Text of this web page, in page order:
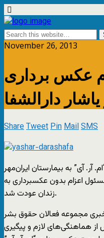
November 26, 2013
عکس برداری
دارالشفا
ShareTweetPinMailSMS
آر. آی” به بیمارستان ایران‌مهر
اعزام بدون عکسبرداری به
زندان عودت شد.
خبری مجموعه فعالان حقوق بشر
۲ آذر ماه پس از هماهنگی‌های لازم و پیگیری